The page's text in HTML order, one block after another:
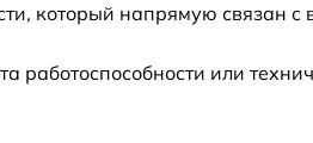
от 60 мин
который напрямую связан
работоспособности или